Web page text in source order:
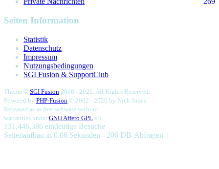
Seiten Information
Statistik
Datenschutz
Impressum
Nutzungsbedingungen
SGI Fusion & SupportClub
Theme © SGI Fusion 2008 - 2026. All Rights Reserved.
Powered by PHP-Fusion © 2002 - 2026 by Nick Jones.
Released as as free software without
warranties under GNU Affero GPL v3.
131,446,386 eindeutige Besuche
Seitenaufbau in 0.06 Sekunden - 206 DB-Abfragen